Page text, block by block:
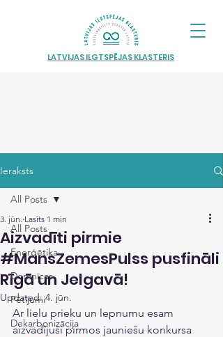
LATVIJAS ILGTSPĒJAS KLASTERIS
Ieraksts
All Posts
Enerģētika
Domnīcas
Pētījumi
Dekarbonizācija
All Posts
Aizvadīti pirmie
#MansZemesPulss pusfināli
Rīgā un Jelgavā!
3. jūn. Lasīts 1 min
Updated:4. jūn.
Ar lielu prieku un lepnumu esam
aizvadījuši pirmos jauniešu konkursa